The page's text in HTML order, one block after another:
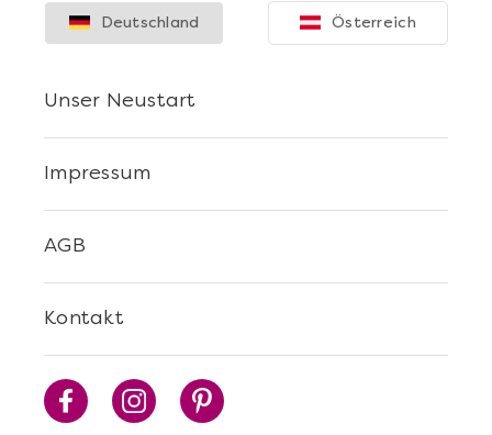
Die beste Pizza@Home
Kontakt
AGB
Impressum
Unser Neustart
Deutschland Österreich